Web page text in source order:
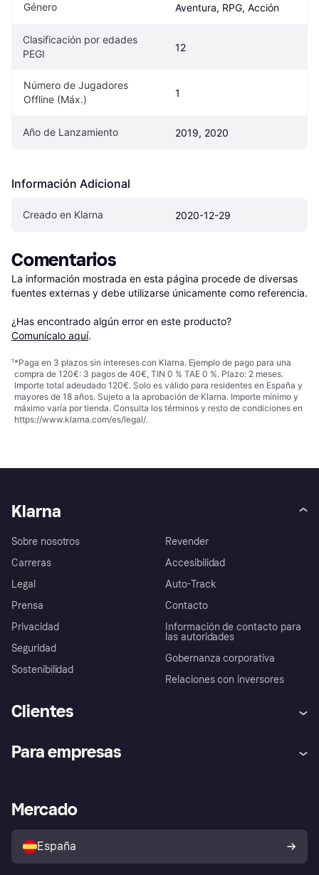
Género Aventura, RPG, Acción
Clasificación por edades
PEGI
12
Número de Jugadores
Offline (Máx.)
1
Año de Lanzamiento 2019, 2020
Información Adicional
Creado en Klarna 2020-12-29
Comentarios
La información mostrada en esta página procede de diversas
fuentes externas y debe utilizarse únicamente como referencia.
¿Has encontrado algún error en este producto?
Comunícalo aquí.
¹*Paga en 3 plazos sin intereses con Klarna. Ejemplo de pago para una
compra de 120€: 3 pagos de 40€, TIN 0 % TAE 0 %. Plazo: 2 meses.
Importe total adeudado 120€. Solo es válido para residentes en España y
mayores de 18 años. Sujeto a la aprobación de Klarna. Importe mínimo y
máximo varía por tienda. Consulta los términos y resto de condiciones en
https://www.klarna.com/es/legal/.
Klarna
Sobre nosotros
Carreras
Legal
Prensa
Privacidad
Seguridad
Sostenibilidad
Revender
Accesibilidad
Auto-Track
Contacto
Información de contacto para
las autoridades
Gobernanza corporativa
Relaciones con inversores
Clientes
Inicio de sesión
Directorio de tiendas
Política de protección al
comprador de Klarna
Reclamaciones
Para empresas
Acceso empresas
Mercado
España